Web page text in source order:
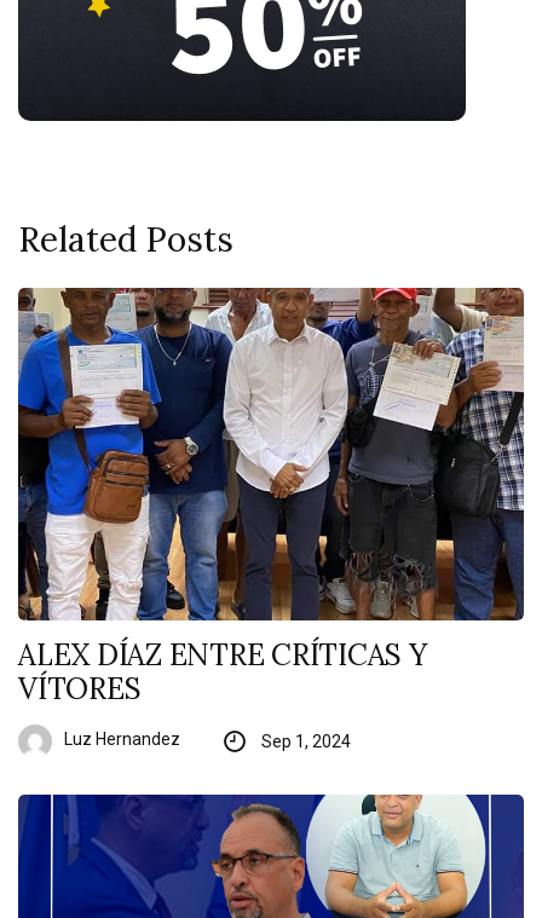
Related Posts
ALEX DÍAZ ENTRE CRÍTICAS Y
VÍTORES
Luz Hernandez Sep 1, 2024